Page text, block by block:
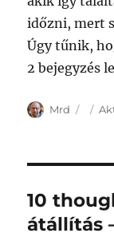
időzni, mert
Úgy tűnik,
2 bejegyzés
Author
Mrd
10
átállítás